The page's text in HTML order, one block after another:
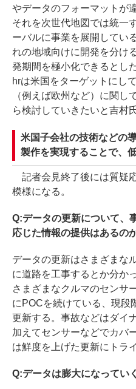
やデータのフォーマットが
それを次世代地図では統一
ーバルに事業を展開してい
れの地域向けに開発を分け
発期間を極小化できるとし
hrは米国をターゲットにし
（例えば欧州など）に関し
ら検討していきたいと吉村
米国子会社の技術などの
製作を実現することで、
記者会見終了後には質疑
模様になる。
Q:データの更新について、
応じた情報の提供はあるの
データの更新はさまざまな
に道路を工事するとか分か
さまざまなクルマのセンサ
にPOCを続けている、現段
更新する。事故などはダイ
加えてセンサーなどでカバ
は鮮度を上げた更新にトラ
Q:データは膨大になってい